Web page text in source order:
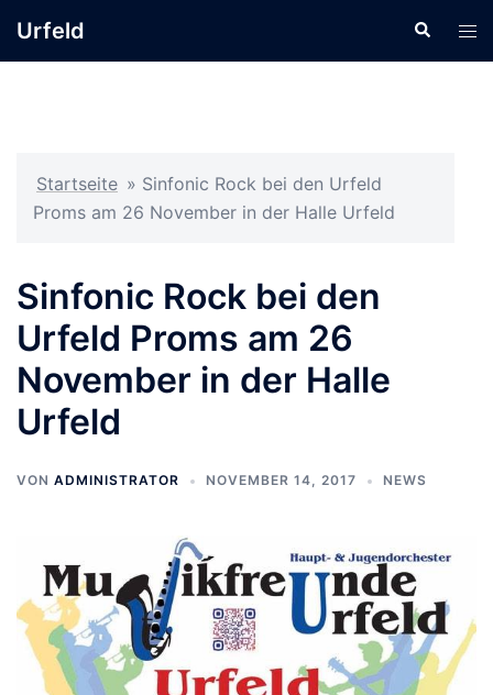
InhaltUrfeld Suche
Startseite » Sinfonic Rock bei den Urfeld
Proms am 26 November in der Halle Urfeld
Sinfonic Rock bei den
Urfeld Proms am 26
November in der Halle
Urfeld
VON ADMINISTRATOR NOVEMBER 14, 2017 NEWS